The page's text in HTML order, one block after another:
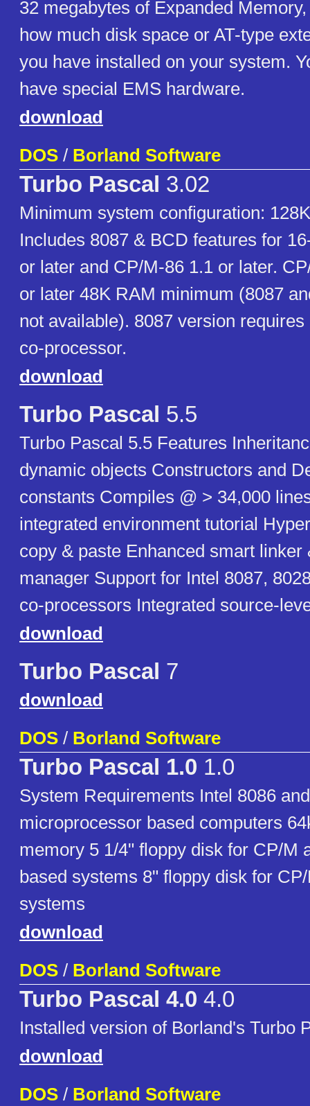
32 megabytes of Expanded
how much disk space or AT-type
you have installed on your system.
have special EMS hardware.
download
DOS / Borland Software
Turbo Pascal 3.02
Minimum system configuration:
Includes 8087 & BCD features for
or later and CP/M-86 1.1 or later.
or later 48K RAM minimum (8087
not available). 8087 version
co-processor.
download
Turbo Pascal 5.5
Turbo Pascal 5.5 Features
dynamic objects Constructors and
constants Compiles @ > 34,000
integrated environment tutorial
copy & paste Enhanced smart linker
manager Support for Intel 8087,
co-processors Integrated source-
download
Turbo Pascal 7
download
DOS / Borland Software
Turbo Pascal 1.0 1.0
System Requirements Intel 8086
microprocessor based computers
memory 5 1/4" floppy disk for CP/M
based systems 8" floppy disk for
systems
download
DOS / Borland Software
Turbo Pascal 4.0 4.0
Installed version of Borland's Turbo
download
DOS / Borland Software